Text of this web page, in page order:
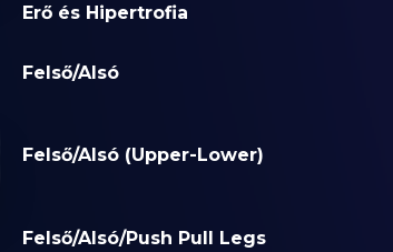
Erő és Hipertrofia
Felső/Alsó
Felső/Alsó (Upper-Lower)
Felső/Alsó/Push Pull Legs